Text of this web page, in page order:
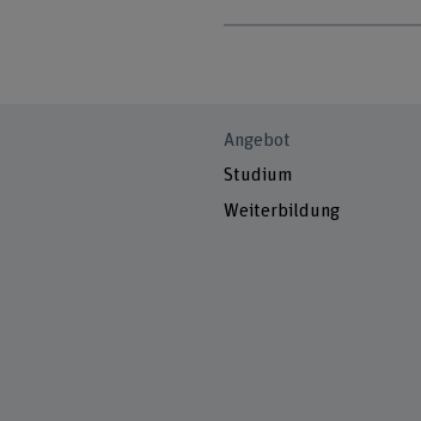
Angebot
Studium
Weiterbildung